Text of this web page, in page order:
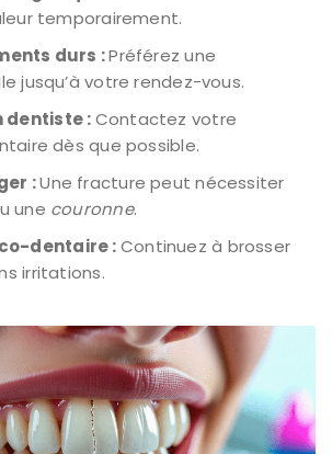
temporairement.
durs :Préférez une
jusqu’à votre rendez-vous.
dentiste :Contactez votre
dès que possible.
:Une fracture peut nécessiter
une couronne.
dentaire :Continuez à brosser
irritations.